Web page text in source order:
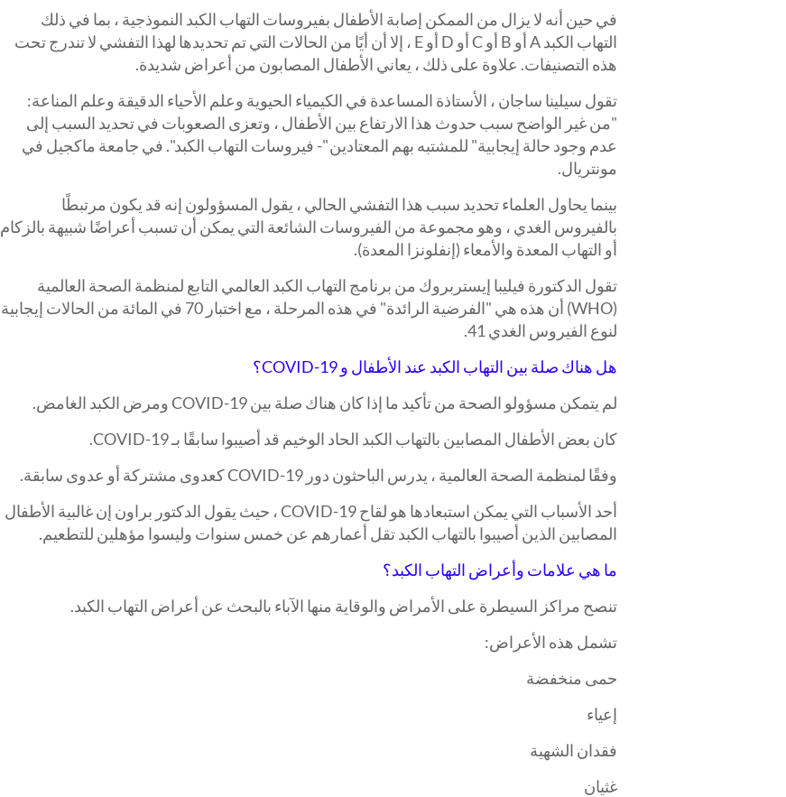
في حين أنه لا يزال من الممكن إصابة الأطفال بفيروسات التهاب الكبد النموذجية ، بما في ذلك
التهاب الكبد A أو B أو C أو D أو E ، إلا أن أيًا من الحالات التي تم تحديدها لهذا التفشي لا تندرج تحت
هذه التصنيفات. علاوة على ذلك ، يعاني الأطفال المصابون من أعراض شديدة.
تقول سيلينا ساجان ، الأستاذة المساعدة في الكيمياء الحيوية وعلم الأحياء الدقيقة وعلم المناعة:
"من غير الواضح سبب حدوث هذا الارتفاع بين الأطفال ، وتعزى الصعوبات في تحديد السبب إلى
عدم وجود حالة إيجابية" للمشتبه بهم المعتادين "- فيروسات التهاب الكبد". في جامعة ماكجيل في
مونتريال.
بينما يحاول العلماء تحديد سبب هذا التفشي الحالي ، يقول المسؤولون إنه قد يكون مرتبطًا
بالفيروس الغدي ، وهو مجموعة من الفيروسات الشائعة التي يمكن أن تسبب أعراضًا شبيهة بالزكام
أو التهاب المعدة والأمعاء (إنفلونزا المعدة).
تقول الدكتورة فيليبا إيستربروك من برنامج التهاب الكبد العالمي التابع لمنظمة الصحة العالمية
(WHO) أن هذه هي "الفرضية الرائدة" في هذه المرحلة ، مع اختبار 70 في المائة من الحالات إيجابية
لنوع الفيروس الغدي 41.
هل هناك صلة بين التهاب الكبد عند الأطفال و COVID-19؟
لم يتمكن مسؤولو الصحة من تأكيد ما إذا كان هناك صلة بين COVID-19 ومرض الكبد الغامض.
كان بعض الأطفال المصابين بالتهاب الكبد الحاد الوخيم قد أصيبوا سابقًا بـ COVID-19.
وفقًا لمنظمة الصحة العالمية ، يدرس الباحثون دور COVID-19 كعدوى مشتركة أو عدوى سابقة.
أحد الأسباب التي يمكن استبعادها هو لقاح COVID-19 ، حيث يقول الدكتور براون إن غالبية الأطفال
المصابين الذين أصيبوا بالتهاب الكبد تقل أعمارهم عن خمس سنوات وليسوا مؤهلين للتطعيم.
ما هي علامات وأعراض التهاب الكبد؟
تنصح مراكز السيطرة على الأمراض والوقاية منها الآباء بالبحث عن أعراض التهاب الكبد.
تشمل هذه الأعراض:
حمى منخفضة
إعياء
فقدان الشهية
غثيان